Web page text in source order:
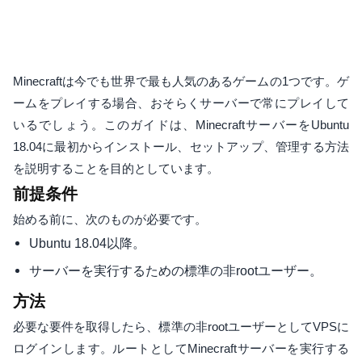
Minecraftは今でも世界で最も人気のあるゲームの1つです。ゲ
ームをプレイする場合、おそらくサーバーで常にプレイして
いるでしょう。このガイドは、MinecraftサーバーをUbuntu
18.04に最初からインストール、セットアップ、管理する方法
を説明することを目的としています。
前提条件
始める前に、次のものが必要です。
Ubuntu 18.04以降。
サーバーを実行するための標準の非rootユーザー。
方法
必要な要件を取得したら、標準の非rootユーザーとしてVPSに
ログインします。ルートとしてMinecraftサーバーを実行する